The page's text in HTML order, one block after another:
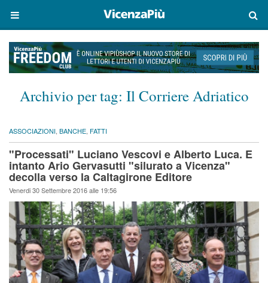
Archivio per tag: Il Corriere Adriatico
ASSOCIAZIONI, BANCHE, FATTI
"Processati" Luciano Vescovi e Alberto Luca. E
intanto Ario Gervasutti "silurato a Vicenza"
decolla verso la Caltagirone Editore
Venerdi 30 Settembre 2016 alle 19:56